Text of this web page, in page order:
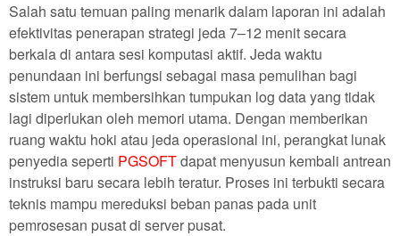
Salah satu temuan paling menarik dalam laporan ini adalah
efektivitas penerapan strategi jeda 7–12 menit secara
berkala di antara sesi komputasi aktif. Jeda waktu
penundaan ini berfungsi sebagai masa pemulihan bagi
sistem untuk membersihkan tumpukan log data yang tidak
lagi diperlukan oleh memori utama. Dengan memberikan
ruang waktu hoki atau jeda operasional ini, perangkat lunak
penyedia seperti PGSOFTdapat menyusun kembali antrean
instruksi baru secara lebih teratur. Proses ini terbukti secara
teknis mampu mereduksi beban panas pada unit
pemrosesan pusat di server pusat.